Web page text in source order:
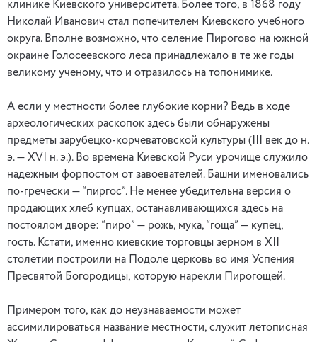
клинике Киевского университета. Более того, в 1868 году
Николай Иванович стал попечителем Киевского учебного
округа. Вполне возможно, что селение Пирогово на южной
окраине Голосеевского леса принадлежало в те же годы
великому ученому, что и отразилось на топонимике.
А если у местности более глубокие корни? Ведь в ходе
археологических раскопок здесь были обнаружены
предметы зарубецко-корчеватовской культуры (III век до н.
э. — ХVI н. э.). Во времена Киевской Руси урочище служило
надежным форпостом от завоевателей. Башни именовались
по-гречески — “пиргос”. Не менее убедительна версия о
продающих хлеб купцах, останавливающихся здесь на
постоялом дворе: “пиро” — рожь, мука, “гоща” — купец,
гость. Кстати, именно киевские торговцы зерном в ХII
столетии построили на Подоле церковь во имя Успения
Пресвятой Богородицы, которую нарекли Пирогощей.
Примером того, как до неузнаваемости может
ассимилироваться название местности, служит летописная